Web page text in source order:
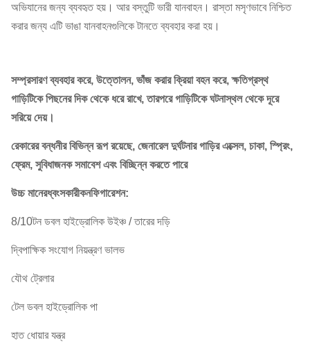
অভিযানের জন্য ব্যবহৃত হয়। আর বস্তুটি ভারী যানবাহন। রাস্তা মসৃণভাবে নিশ্চিত
করার জন্য এটি ভাঙা যানবাহনগুলিকে টানতে ব্যবহার করা হয়।
সম্প্রসারণ ব্যবহার করে, উত্তোলন, ভাঁজ করার ক্রিয়া বহন করে, ক্ষতিগ্রস্থ
গাড়িটিকে পিছনের দিক থেকে ধরে রাখে, তারপরে গাড়িটিকে ঘটনাস্থল থেকে দূরে
সরিয়ে দেয়।
রেকারের বন্ধনীর বিভিন্ন রূপ রয়েছে, জেনারেল দুর্ঘটনার গাড়ির এক্সেল, চাকা, স্প্রিং,
ফ্রেম, সুবিধাজনক সমাবেশ এবং বিচ্ছিন্ন করতে পারে
উচ্চ মানেরধ্বংসকারীকনফিগারেশন:
8/10টন ডবল হাইড্রোলিক উইঞ্চ / তারের দড়ি
দ্বিপাক্ষিক সংযোগ নিয়ন্ত্রণ ভালভ
যৌথ ট্রেলার
টেল ডবল হাইড্রোলিক পা
হাত ধোয়ার যন্ত্র